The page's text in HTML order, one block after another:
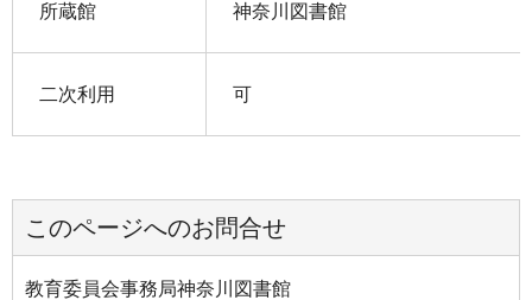
所蔵館 神奈川図書館
二次利用 可
このページへのお問合せ
教育委員会事務局神奈川図書館